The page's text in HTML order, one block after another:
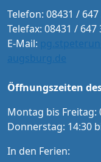
Telefon: 08431 / 647
Telefax: 08431 / 647
E-Mail:
augsburg.de
Öffnungszeiten
Montag bis Freitag:
Donnerstag: 14:30
In den Ferien: